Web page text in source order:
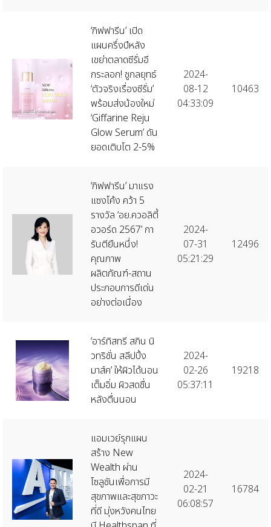
‘กิฟฟารีน’ เปิด
แผนครึ่งปีหลัง
เขย่าตลาดซีรั่มอี
กระลอก! ชูกลยุทธ์
‘ตัวจริงเรื่องซีรั่ม’
พร้อมส่งน้องใหม่
‘Giffarine Reju
Glow Serum’ ดัน
ยอดเติบโต 2-5%
2024-
08-12
04:33:09
10463
‘กิฟฟารีน’ มาแรง
แซงโค้ง คว้า 5
รางวัล ‘อย.ควอลิตี้
อวอร์ด 2567’ กา
รันตียืนหนึ่ง!
คุณภาพ
ผลิตภัณฑ์-สถาน
ประกอบการดีเด่น
อย่างต่อเนื่อง
2024-
07-31
05:21:29
12496
‘อาร์ทิสทรี สกิน นิ
วทริชั่น สลีปปิ้ง
มาส์ค’ ให้ผิวได้นอน
เต็มอิ่ม ผิวสดชื่น
หลังตื่นนอน
2024-
02-26
05:37:11
19218
แอมเวย์รุกแผน
สร้าง New
Wealth ผ่าน
โซลูชันเพื่อการมี
สุขภาพและสุขภาวะ
ที่ดี มุ่งหวังคนไทย
2024-
02-21
06:08:57
16784